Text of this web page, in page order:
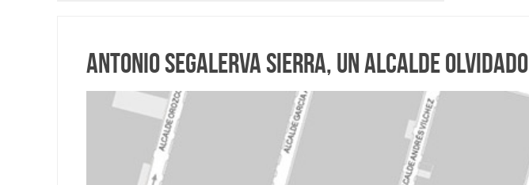
Antonio Segalerva Sierra, un alcalde olvidado